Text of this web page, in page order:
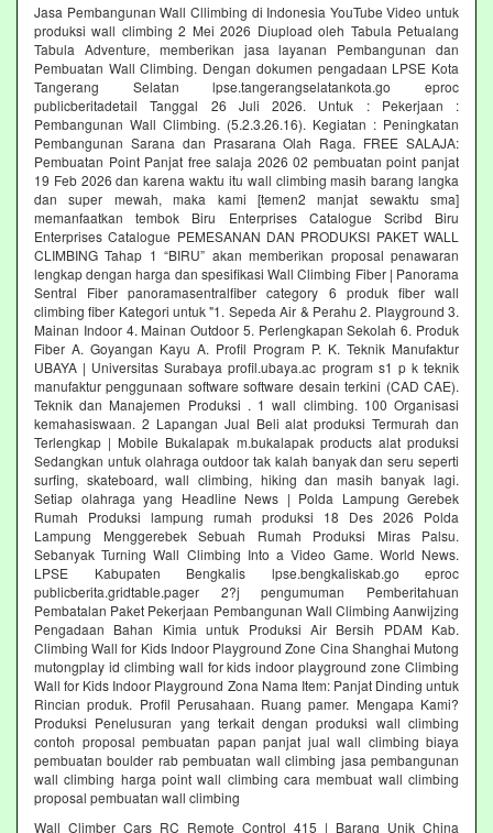
Jasa Pembangunan Wall Cllimbing di Indonesia YouTube Video untuk
produksi wall climbing 2 Mei 2026 Diupload oleh Tabula Petualang
Tabula Adventure, memberikan jasa layanan Pembangunan dan
Pembuatan Wall Climbing. Dengan dokumen pengadaan LPSE Kota
Tangerang Selatan lpse.tangerangselatankota.go eproc
publicberitadetail Tanggal 26 Juli 2026. Untuk : Pekerjaan :
Pembangunan Wall Climbing. (5.2.3.26.16). Kegiatan : Peningkatan
Pembangunan Sarana dan Prasarana Olah Raga. FREE SALAJA:
Pembuatan Point Panjat free salaja 2026 02 pembuatan point panjat
19 Feb 2026 dan karena waktu itu wall climbing masih barang langka
dan super mewah, maka kami [temen2 manjat sewaktu sma]
memanfaatkan tembok Biru Enterprises Catalogue Scribd Biru
Enterprises Catalogue PEMESANAN DAN PRODUKSI PAKET WALL
CLIMBING Tahap 1 “BIRU” akan memberikan proposal penawaran
lengkap dengan harga dan spesifikasi Wall Climbing Fiber | Panorama
Sentral Fiber panoramasentralfiber category 6 produk fiber wall
climbing fiber Kategori untuk "1. Sepeda Air & Perahu 2. Playground 3.
Mainan Indoor 4. Mainan Outdoor 5. Perlengkapan Sekolah 6. Produk
Fiber A. Goyangan Kayu A. Profil Program P. K. Teknik Manufaktur
UBAYA | Universitas Surabaya profil.ubaya.ac program s1 p k teknik
manufaktur penggunaan software software desain terkini (CAD CAE).
Teknik dan Manajemen Produksi . 1 wall climbing. 100 Organisasi
kemahasiswaan. 2 Lapangan Jual Beli alat produksi Termurah dan
Terlengkap | Mobile Bukalapak m.bukalapak products alat produksi
Sedangkan untuk olahraga outdoor tak kalah banyak dan seru seperti
surfing, skateboard, wall climbing, hiking dan masih banyak lagi.
Setiap olahraga yang Headline News | Polda Lampung Gerebek
Rumah Produksi lampung rumah produksi 18 Des 2026 Polda
Lampung Menggerebek Sebuah Rumah Produksi Miras Palsu.
Sebanyak Turning Wall Climbing Into a Video Game. World News.
LPSE Kabupaten Bengkalis lpse.bengkaliskab.go eproc
publicberita.gridtable.pager 2?j pengumuman Pemberitahuan
Pembatalan Paket Pekerjaan Pembangunan Wall Climbing Aanwijzing
Pengadaan Bahan Kimia untuk Produksi Air Bersih PDAM Kab.
Climbing Wall for Kids Indoor Playground Zone Cina Shanghai Mutong
mutongplay id climbing wall for kids indoor playground zone Climbing
Wall for Kids Indoor Playground Zona Nama Item: Panjat Dinding untuk
Rincian produk. Profil Perusahaan. Ruang pamer. Mengapa Kami?
Produksi Penelusuran yang terkait dengan produksi wall climbing
contoh proposal pembuatan papan panjat jual wall climbing biaya
pembuatan boulder rab pembuatan wall climbing jasa pembangunan
wall climbing harga point wall climbing cara membuat wall climbing
proposal pembuatan wall climbing
Wall Climber Cars RC Remote Control 415 | Barang Unik China